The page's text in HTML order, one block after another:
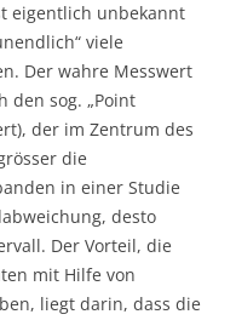
eigentlich unbekannt
viele
Der wahre Messwert
den sog. „Point
der im Zentrum des
die
in einer Studie
desto
Der Vorteil, die
mit Hilfe von
liegt darin, dass die